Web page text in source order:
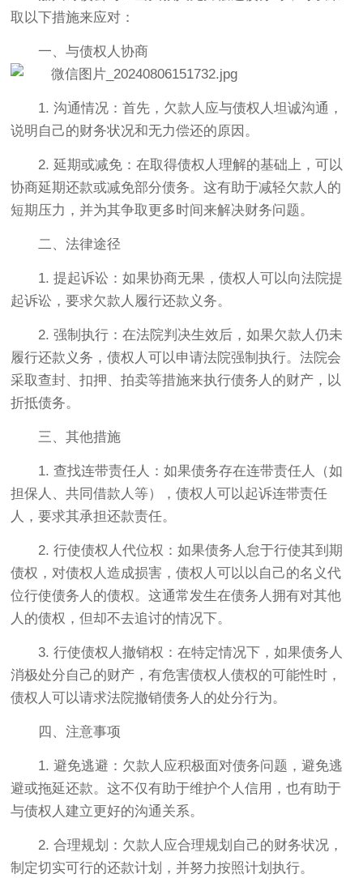
取以下措施来应对：
一、与债权人协商
1. 沟通情况：首先，欠款人应与债权人坦诚沟通，
说明自己的财务状况和无力偿还的原因。
2. 延期或减免：在取得债权人理解的基础上，可以
协商延期还款或减免部分债务。这有助于减轻欠款人的
短期压力，并为其争取更多时间来解决财务问题。
二、法律途径
1. 提起诉讼：如果协商无果，债权人可以向法院提
起诉讼，要求欠款人履行还款义务。
2. 强制执行：在法院判决生效后，如果欠款人仍未
履行还款义务，债权人可以申请法院强制执行。法院会
采取查封、扣押、拍卖等措施来执行债务人的财产，以
折抵债务。
三、其他措施
1. 查找连带责任人：如果债务存在连带责任人（如
担保人、共同借款人等），债权人可以起诉连带责任
人，要求其承担还款责任。
2. 行使债权人代位权：如果债务人怠于行使其到期
债权，对债权人造成损害，债权人可以以自己的名义代
位行使债务人的债权。这通常发生在债务人拥有对其他
人的债权，但却不去追讨的情况下。
3. 行使债权人撤销权：在特定情况下，如果债务人
消极处分自己的财产，有危害债权人债权的可能性时，
债权人可以请求法院撤销债务人的处分行为。
四、注意事项
1. 避免逃避：欠款人应积极面对债务问题，避免逃
避或拖延还款。这不仅有助于维护个人信用，也有助于
与债权人建立更好的沟通关系。
2. 合理规划：欠款人应合理规划自己的财务状况，
制定切实可行的还款计划，并努力按照计划执行。